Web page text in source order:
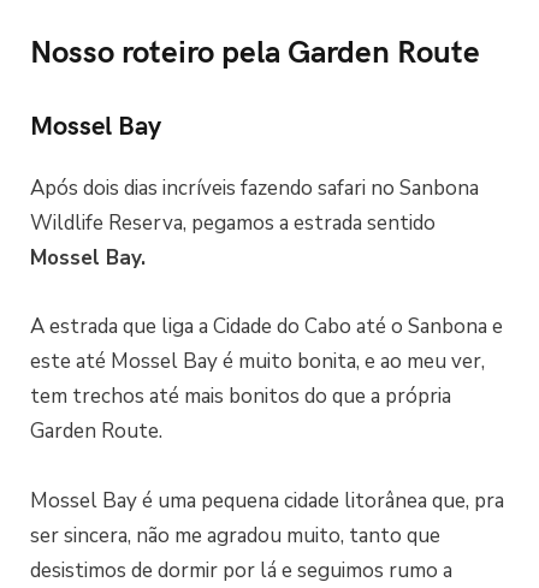
Nosso roteiro pela Garden Route
Mossel Bay
Após dois dias incríveis fazendo safari no Sanbona
Wildlife Reserva, pegamos a estrada sentido
Mossel Bay.
A estrada que liga a Cidade do Cabo até o Sanbona e
este até Mossel Bay é muito bonita, e ao meu ver,
tem trechos até mais bonitos do que a própria
Garden Route.
Mossel Bay é uma pequena cidade litorânea que, pra
ser sincera, não me agradou muito, tanto que
desistimos de dormir por lá e seguimos rumo a